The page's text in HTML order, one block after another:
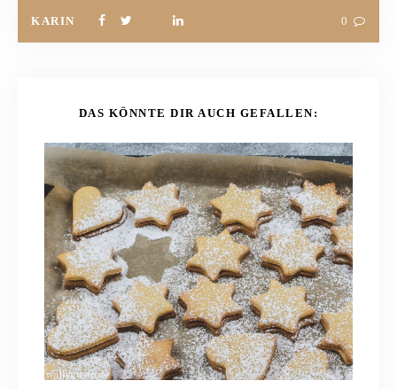
KARIN 0
DAS KÖNNTE DIR AUCH GEFALLEN: